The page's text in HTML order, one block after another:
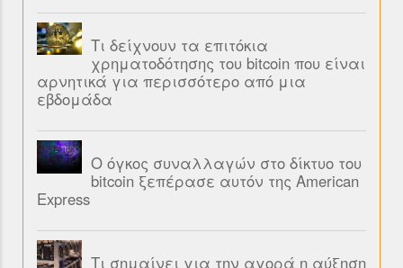
Τι δείχνουν τα επιτόκια
χρηματοδότησης του bitcoin που είναι
αρνητικά για περισσότερο από μια
εβδομάδα
Ο όγκος συναλλαγών στο δίκτυο του
bitcoin ξεπέρασε αυτόν της American
Express
Τι σημαίνει για την αγορά η αύξηση